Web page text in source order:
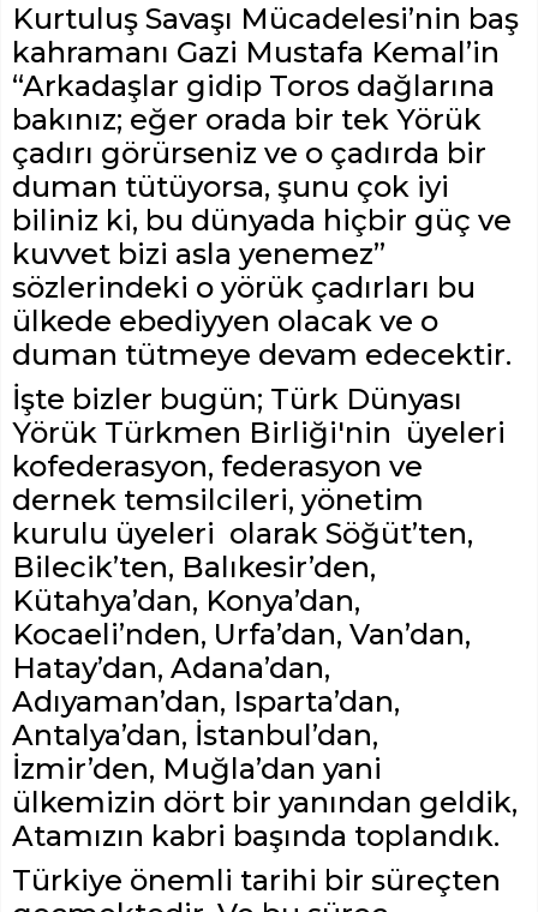
Kurtuluş Savaşı Mücadelesi’nin baş
kahramanı Gazi Mustafa Kemal’in
“Arkadaşlar gidip Toros dağlarına
bakınız; eğer orada bir tek Yörük
çadırı görürseniz ve o çadırda bir
duman tütüyorsa, şunu çok iyi
biliniz ki, bu dünyada hiçbir güç ve
kuvvet bizi asla yenemez”
sözlerindeki o yörük çadırları bu
ülkede ebediyyen olacak ve o
duman tütmeye devam edecektir.
İşte bizler bugün; Türk Dünyası
Yörük Türkmen Birliği'nin üyeleri
kofederasyon, federasyon ve
dernek temsilcileri, yönetim
kurulu üyeleri olarak Söğüt’ten,
Bilecik’ten, Balıkesir’den,
Kütahya’dan, Konya’dan,
Kocaeli’nden, Urfa’dan, Van’dan,
Hatay’dan, Adana’dan,
Adıyaman’dan, Isparta’dan,
Antalya’dan, İstanbul’dan,
İzmir’den, Muğla’dan yani
ülkemizin dört bir yanından geldik,
Atamızın kabri başında toplandık.
Türkiye önemli tarihi bir süreçten